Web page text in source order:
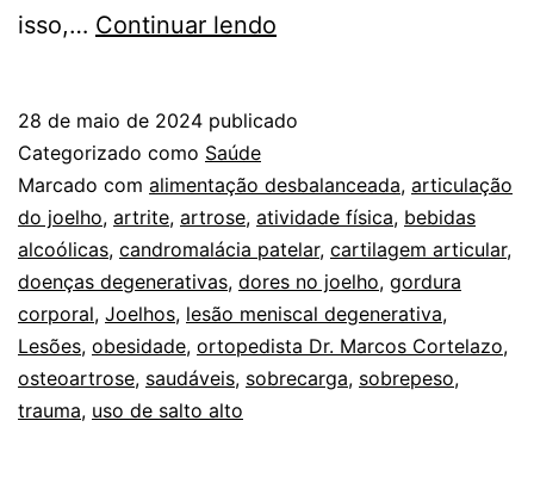
isso,… Continuar lendo
VIDA
28 de maio de 2024 publicado
Categorizado como Saúde
Marcado com alimentação desbalanceada, articulação
do joelho, artrite, artrose, atividade física, bebidas
alcoólicas, candromalácia patelar, cartilagem articular,
doenças degenerativas, dores no joelho, gordura
corporal, Joelhos, lesão meniscal degenerativa,
Lesões, obesidade, ortopedista Dr. Marcos Cortelazo,
osteoartrose, saudáveis, sobrecarga, sobrepeso,
trauma, uso de salto alto